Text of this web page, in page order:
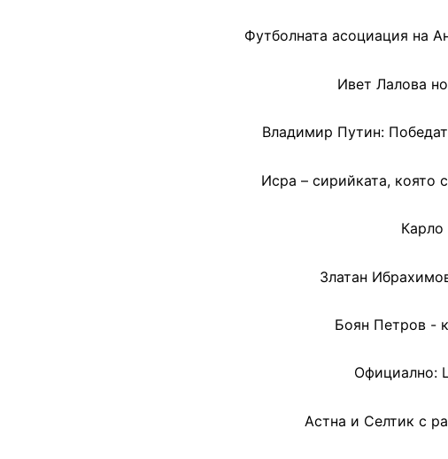
Футболната асоциация на
Ивет Лалова
Владимир Путин:
Исра – сирийката, която
Карло
Златан
Боян Петров -
Официално:
Астна и Селтик с